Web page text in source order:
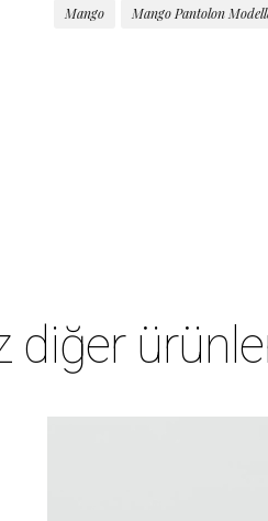
Mango
Mango Pantolon
diğer